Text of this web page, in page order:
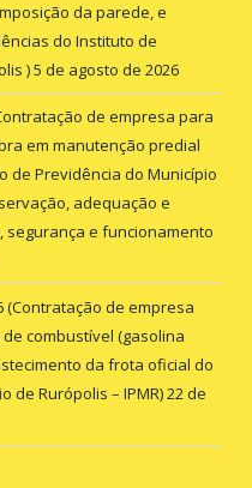
da parede, e
do Instituto de
)5 de agosto de 2026
de empresa para
em manutenção predial
de Previdência do Município
adequação e
segurança e funcionamento
(Contratação de empresa
combustível (gasolina
da frota oficial do
de Rurópolis – IPMR)22 de